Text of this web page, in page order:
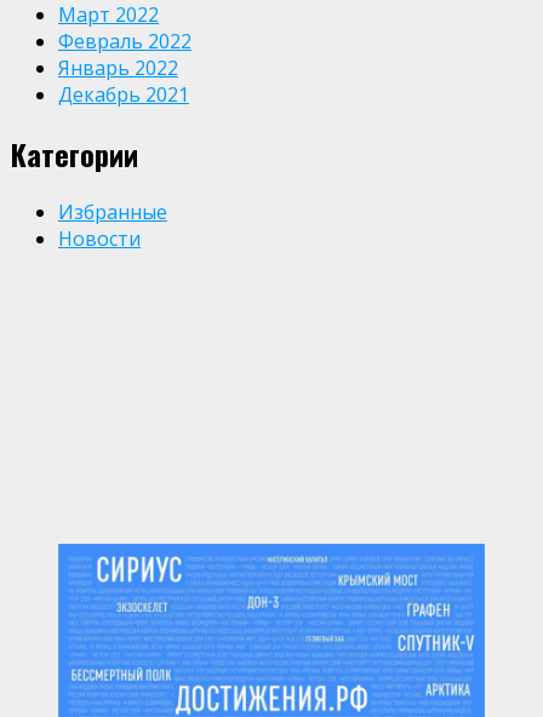
Март 2022
Февраль 2022
Январь 2022
Декабрь 2021
Категории
Избранные
Новости